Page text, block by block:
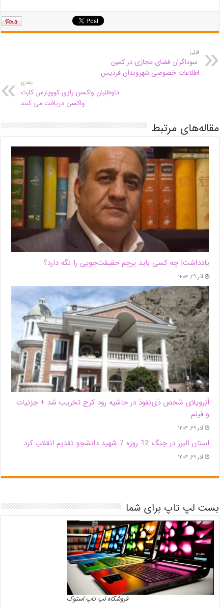
قبلی
سوداگران فضای مجازی در کمین
اطلاعات خصوصی شهروندان فردیس
بعدی
داوطلبان واکسن رازی کووپارس کارت
واکسن دریافت می کنند
مقاله‌های مرتبط
یادداشت| ‌چه کسی باید پرچم حقیقت‌جویی را نگه دارد؟
آذر ۲۹, ۱۴۰۴
اَبَر‌ویلای شخص ذی‌نفوذ در حاشیه‌ رود کرج تخریب شد + جزئیات
و فیلم
آذر ۲۹, ۱۴۰۴
استان البرز در جنگ 12 روزه 7 شهید دانشجو تقدیم انقلاب کرد
آذر ۲۹, ۱۴۰۴
بست لپ تاپ برای شما
فروشگاه لپ تاپ استوک